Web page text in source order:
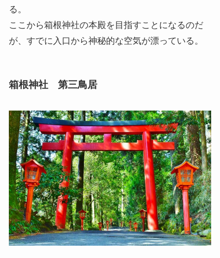
る。
ここから箱根神社の本殿を目指すことになるのだ
が、すでに入口から神秘的な空気が漂っている。
箱根神社 第三鳥居